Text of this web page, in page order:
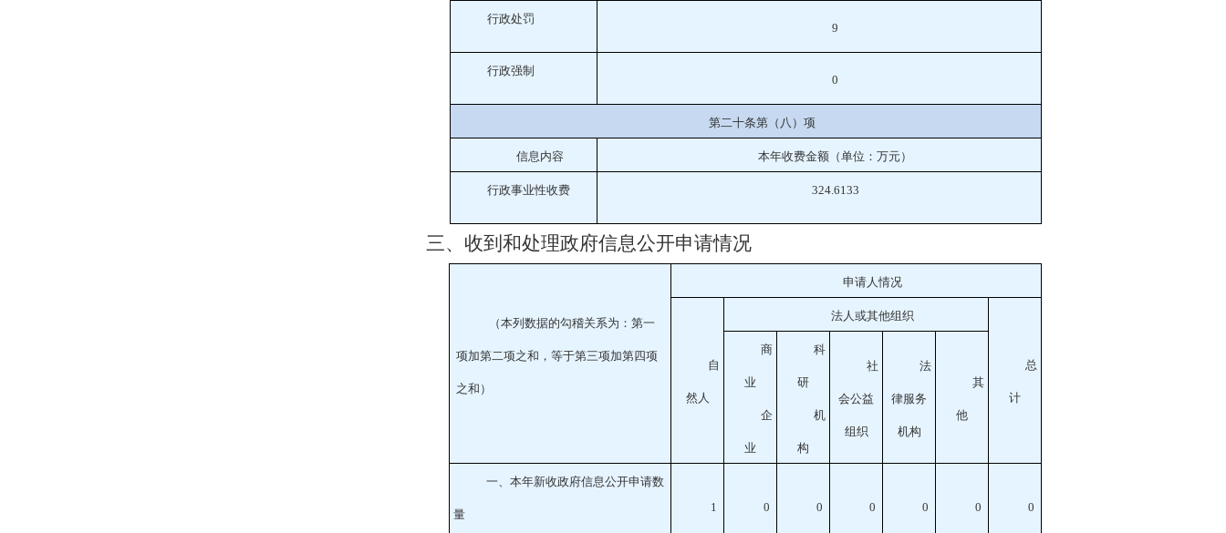
行政处罚
9
行政强制
0
第二十条第（八）项
信息内容 本年收费金额（单位：万元）
行政事业性收费 324.6133
三、收到和处理政府信息公开申请情况
（本列数据的勾稽关系为：第一
项加第二项之和，等于第三项加第四项
之和）
申请人情况
自
然人
法人或其他组织
总
计
商
业
企
业
科
研
机
构
社
会公益
组织
法
律服务
机构
其
他
一、本年新收政府信息公开申请数
量
1 0 0 0 0 0 0